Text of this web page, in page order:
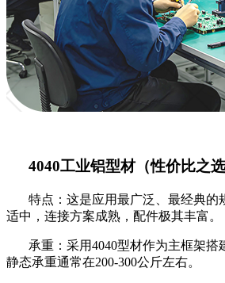
4040工业铝型材（性价比之选
特点：这是应用最广泛、最经典的
适中，连接方案成熟，配件极其丰富。
承重：采用4040型材作为主框架搭
静态承重通常在200-300公斤左右。